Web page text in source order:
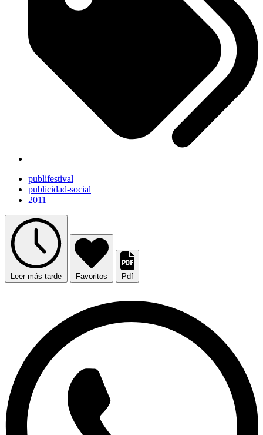
publifestival
publicidad-social
2011
Leer más tarde Favoritos Pdf